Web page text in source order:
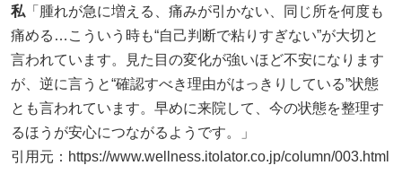
私 「腫れが急に増える、痛みが引かない、同じ所を何度も
痛める…こういう時も“自己判断で粘りすぎない”が大切と
言われています。見た目の変化が強いほど不安になります
が、逆に言うと“確認すべき理由がはっきりしている”状態
とも言われています。早めに来院して、今の状態を整理す
るほうが安心につながるようです。」
引用元： https://www.wellness.itolator.co.jp/column/003.html